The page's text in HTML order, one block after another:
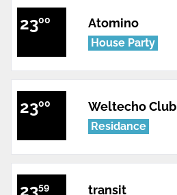
2300 Atomino
House Party
2300 Weltecho Club
Residance
2359 transit